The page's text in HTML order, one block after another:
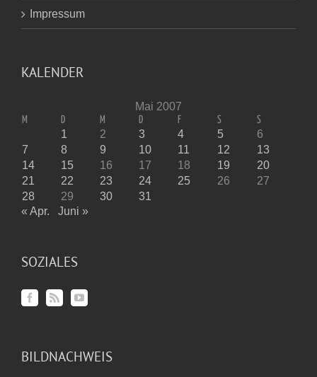
Impressum
KALENDER
Mai 2007
M D M D F S S
1 2 3 4 5
6
7
8 9 10 11 12
13
14
15 16 17 18 19
20
21
22 23 24 25 26
27
28
29 30
31
« Apr.
Juni »
SOZIALES
BILDNACHWEIS